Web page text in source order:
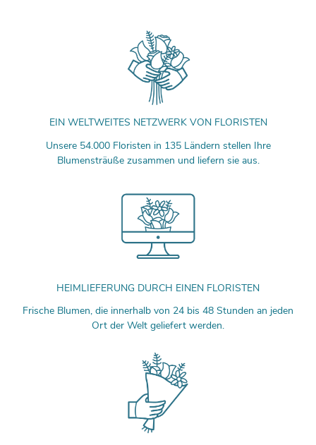
EIN WELTWEITES NETZWERK VON FLORISTEN
Unsere 54.000 Floristen in 135 Ländern stellen Ihre
Blumensträuße zusammen und liefern sie aus.
HEIMLIEFERUNG DURCH EINEN FLORISTEN
Frische Blumen, die innerhalb von 24 bis 48 Stunden an jeden
Ort der Welt geliefert werden.